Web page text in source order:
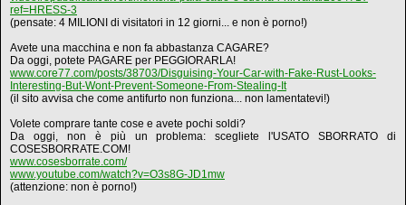
ref=HRESS-3
(pensate: 4 MILIONI di visitatori in 12 giorni... e non è porno!)
Avete una macchina e non fa abbastanza CAGARE?
Da oggi, potete PAGARE per PEGGIORARLA!
www.core77.com/posts/38703/Disguising-Your-Car-with-Fake-Rust-Looks-
Interesting-But-Wont-Prevent-Someone-From-Stealing-It
(il sito avvisa che come antifurto non funziona... non lamentatevi!)
Volete comprare tante cose e avete pochi soldi?
Da oggi, non è più un problema: scegliete l'USATO SBORRATO di
COSESBORRATE.COM!
www.cosesborrate.com/
www.youtube.com/watch?v=O3s8G-JD1mw
(attenzione: non è porno!)